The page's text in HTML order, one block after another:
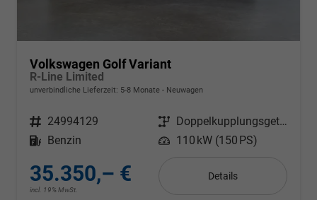
Volkswagen Golf Variant
R-Line Limited
unverbindliche Lieferzeit: 5-8 Monate Neuwagen
Fahrzeugnr. 24994129 Getriebe
Doppelkupplungsgetriebe (DSG)
Kraftstoff
Benzin Leistung 110 kW (150 PS)
35.350,– €
incl. 19% MwSt.
Details